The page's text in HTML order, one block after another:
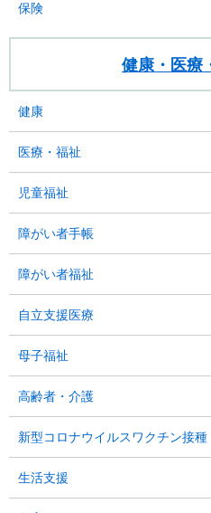
保険
健康・医療
健康
医療・福祉
児童福祉
障がい者手帳
障がい者福祉
自立支援医療
母子福祉
高齢者・介護
新型コロナウイルスワクチン接種
生活支援